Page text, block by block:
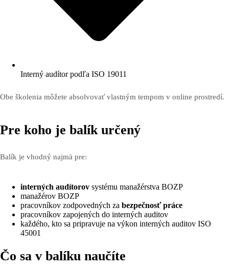
Interný audítor podľa ISO 19011
Obe školenia môžete absolvovať vlastným tempom v online prostredí.
Pre koho je balík určený
Balík je vhodný najmä pre:
interných audítorov systému manažérstva BOZP
manažérov BOZP
pracovníkov zodpovedných za bezpečnosť práce
pracovníkov zapojených do interných auditov
každého, kto sa pripravuje na výkon interných auditov ISO
45001
Čo sa v balíku naučíte